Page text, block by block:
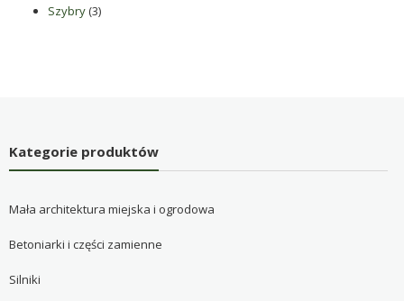
Szybry 33
Kategorie produktów
Mała architektura miejska i ogrodowa
Betoniarki i części zamienne
Silniki